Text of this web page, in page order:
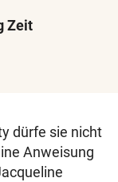
Zeit
dürfe sie nicht
Anweisung